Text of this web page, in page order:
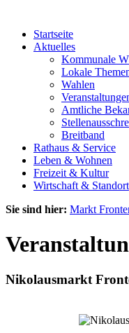
Startseite
Aktuelles
Kommunale
Lokale
Wahlen
Amtliche
Breitband
Rathaus & Service
Leben & Wohnen
Freizeit & Kultur
Wirtschaft & Standort
Sie sind hier: Markt
Nikolausmarkt